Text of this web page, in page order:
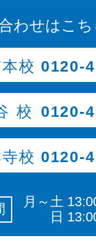
わせはこち
校 0120-
校 0120-
校 0120-
月～土
日